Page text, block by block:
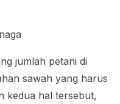
jumlah petani di
sawah yang harus
kedua hal tersebut,